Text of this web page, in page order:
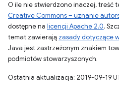
O ile nie stwierdzono inaczej, treść
Creative Commons – uznanie
dostępne na licencji Apache 2.0.
temat zawierają zasady dotyczące
Java jest zastrzeżonym znakiem
podmiotów stowarzyszonych.
Ostatnia aktualizacja: 2019-09-19